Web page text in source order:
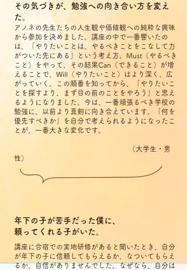
その気づきが、勉強への向き合い方を変え
た。
アノネの先生たちの人生観や価値観への純粋な興味
から参加を決めました。講座の中で一番響いたの
は、「やりたいことは、やるべきことをこなして力
がついた先にある」という考え方。Must（やるべき
こと）をやって、その結果Can（できること）が増
えることで、Will（やりたいこと）はより深く、広
がっていく。この順番を知ってから、「やりたいこ
とを探すより、まず目の前のことをやろう」と思え
るようになりました。今は、一番頑張るべき学校の
勉強に、以前より真剣に向き合えています。「何を
優先すべきか」を自分で考えられるようになったこ
とが、一番大きな変化です。
（大学生・男
性）
年下の子が苦手だった僕に、
頼ってくれる子がいた。
講座に合宿での実地研修があると聞いたとき、自分
が年下の子に信頼してもらえるか、なついてもらえ
るか、自信がありませんでした。なぜなら、自分は